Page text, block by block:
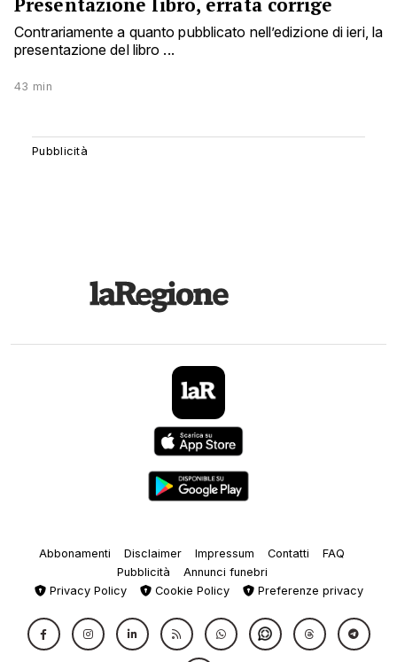
Contrariamente a quanto pubblicato nell’edizione di ieri, la
presentazione del libro ...
43 min
Abbonamenti Disclaimer Impressum Contatti
FAQ
Pubblicità
Annunci funebri
Privacy Policy
Cookie Policy Preferenze privacy